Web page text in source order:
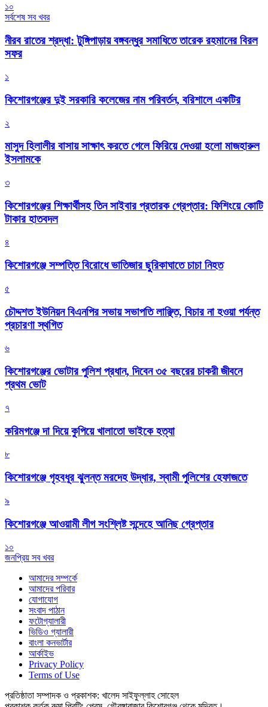
১০
সর্বশেষ সব খবর
নীরব রাতের শ্রদ্ধা: টুঙ্গিপাড়ায় বঙ্গবন্ধুর সমাধিতে তারেক রহমানের বিরল
সফর
১
কিশোরগঞ্জের দুই সরকারি কলেজের নাম পরিবর্তন, বরিশালে একটির
২
মাসুদ হিলালীর বাসায় সাক্ষাৎ করতে গেলে ফিরিয়ে দেওয়া হলো মাজহারুল
ইসলামকে
৩
কিশোরগঞ্জের শিক্ষার্থীসহ তিন সাইবার প্রতারক গ্রেপ্তার: ফিশিংয়ে কোটি
টাকার হাতবদল
৪
কিশোরগঞ্জে সম্পত্তি বিরোধে ভাতিজার ছুরিকাঘাতে চাচা নিহত
৫
চৌদ্দশত ইউনিয়ন বিএনপির সভায় সভাপতি লাঞ্ছিত, বিচার না হওয়া পর্যন্ত
প্রচারণা স্থগিত
৬
কিশোরগঞ্জের ভোটার পুলিশ প্রধান, দিবেন ৩৫ বছরের চাকরী জীবনে
প্রথম ভোট
৭
করিমগঞ্জে দা দিয়ে কুপিয়ে খালাতো ভাইকে হত্যা
৮
কিশোরগঞ্জে গৃহবধূর ঝুলন্ত মরদেহ উদ্ধার, স্বামী পুলিশের হেফাজতে
৯
কিশোরগঞ্জে আওয়ামী লীগ সংশ্লিষ্ট সন্দেহে আনিছ গ্রেপ্তার
১০
জনপ্রিয় সব খবর
আমাদের সম্পর্কে
আমাদের পরিবার
যোগাযোগ
সংবাদ পাঠান
ফটোগ্যালারী
ভিডিও গ্যালারী
বাংলা কনভার্টার
আর্কাইভ
Privacy Policy
Terms of Use
প্রতিষ্ঠাতা সম্পাদক ও প্রকাশক: খালেদ সাইফুল্লাহ সোহেল